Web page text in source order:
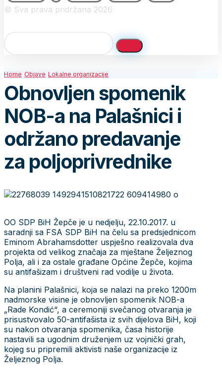
© Sva prava pridržana 2026
Home Objave Lokalne organizacije
Obnovljen spomenik
NOB-a na Palašnici i
održano predavanje
za poljoprivrednike
OO SDP BiH Žepče je u nedjelju, 22.10.2017. u
saradnji sa FSA SDP BiH na čelu sa predsjednicom
Eminom Abrahamsdotter uspješno realizovala dva
projekta od velikog značaja za mještane Željeznog
Polja, ali i za ostale građane Općine Žepče, kojima
su antifašizam i društveni rad vodilje u života.
Na planini Palašnici, koja se nalazi na preko 1200m
nadmorske visine je obnovljen spomenik NOB-a
„Rade Kondić“, a ceremoniji svečanog otvaranja je
prisustvovalo 50-antifašista iz svih dijelova BiH, koji
su nakon otvaranja spomenika, časa historije
nastavili sa ugodnim druženjem uz vojnički grah,
kojeg su pripremili aktivisti naše organizacije iz
Željeznog Polja.